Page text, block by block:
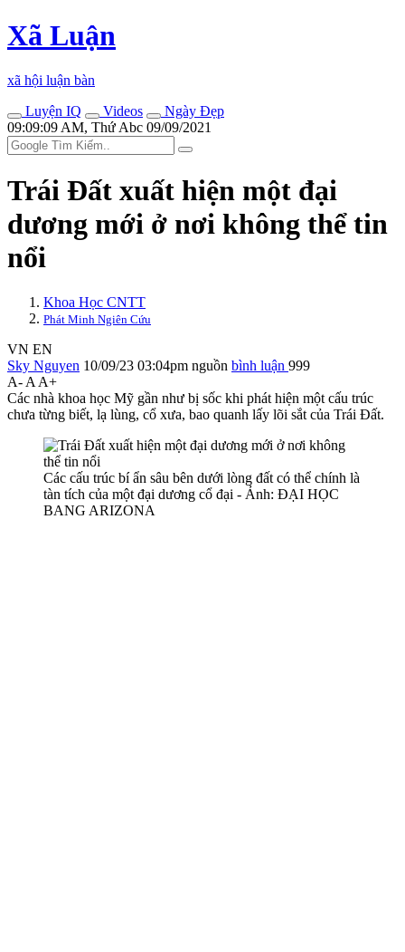
Xã Luận
xã hội luận bàn
Luyện IQ
Videos
Ngày Đẹp
09:09:09 AM, Thứ Abc 09/09/2021
Trái Đất xuất hiện một đại
dương mới ở nơi không thể tin
nổi
Khoa Học CNTT
Phát Minh Ngiên Cứu
VN EN
Sky Nguyen 10/09/23 03:04pm nguồn bình luận 999
A- A A+
Các nhà khoa học Mỹ gần như bị sốc khi phát hiện một cấu trúc
chưa từng biết, lạ lùng, cổ xưa, bao quanh lấy lõi sắt của Trái Đất.
Các cấu trúc bí ẩn sâu bên dưới lòng đất có thể chính là
tàn tích của một đại dương cổ đại - Ảnh: ĐẠI HỌC
BANG ARIZONA